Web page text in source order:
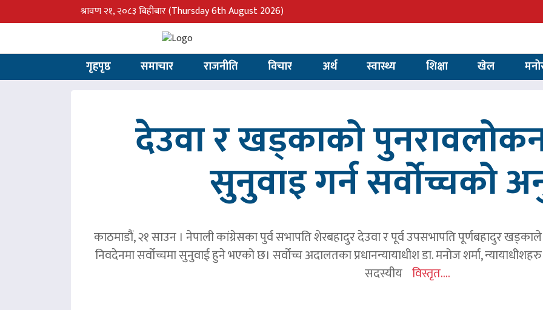
श्रावण २१, २०८३ बिहीबार(Thursday 6th August 2026)
गृहपृष्ठ समाचार राजनीति विचार अर्थ स्वास्थ्य शिक्षा खेल
देउवा र खड्काको
सुनुवाइ गर्न सर्वोच्चको
काठमाडौं, २१ साउन । नेपाली कांग्रेसका पुर्व सभापति शेरबहादुर देउवा र पूर्व उपसभापति पूर्णबहादुर
निवदेनमा सर्वोच्चमा सुनुवाई हुने भएको छ। सर्वोच्च अदालतका प्रधानन्यायाधीश डा. मनोज शर्मा,
सदस्यीय विस्तृत....